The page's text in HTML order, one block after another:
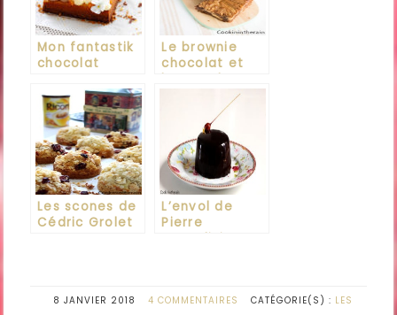
Mon fantastik
chocolat
Le brownie
chocolat et
cacahuètes de
Stewart
Les scones de
Cédric Grolet
L’envol de
Pierre
8 JANVIER 2018 4 COMMENTAIRES CATÉGORIE(S) : LES